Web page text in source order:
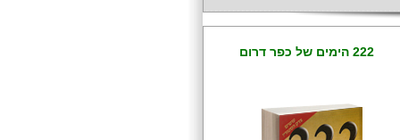
222 הימים של כפר דרום